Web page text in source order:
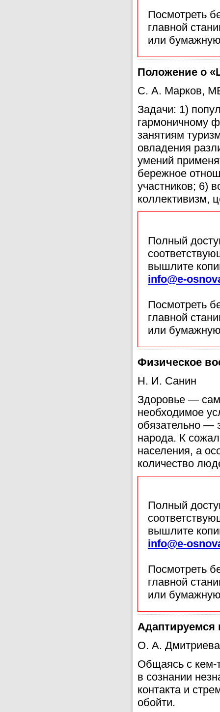
Посмотреть
главной
или
Положение о
С. А. Марков,
Задачи: 1)
гармоничному
занятиям
овладения
умений
бережное
участников; 6)
коллективизм,
Полный
вышлите
info@e-
Посмотреть
главной
или
Физическое
Н. И. Санин
Здоровье —
необходимое
обязательно —
народа. К
населения, а
количество
Полный
вышлите
info@e-
Посмотреть
главной
или
Адаптируемся
О. А. Дмитриева
Общаясь с кем-
в сознании
контакта и
обойти.